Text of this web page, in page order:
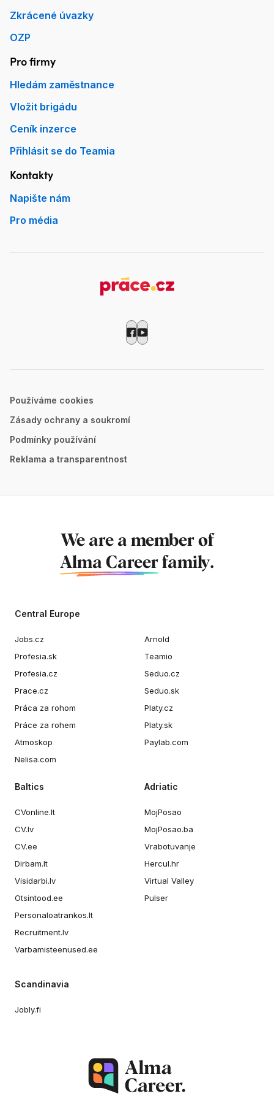
Zkrácené úvazky
OZP
Pro firmy
Hledám zaměstnance
Vložit brigádu
Ceník inzerce
Přihlásit se do Teamia
Kontakty
Napište nám
Pro média
Používáme cookies
Zásady ochrany a soukromí
Podmínky používání
Reklama a transparentnost
We are a member of
Alma Career family.
Central Europe
Jobs.cz
Profesia.sk
Profesia.cz
Prace.cz
Práca za rohom
Práce za rohem
Atmoskop
Nelisa.com
Arnold
Teamio
Seduo.cz
Seduo.sk
Platy.cz
Platy.sk
Paylab.com
Baltics
CVonline.lt
CV.lv
CV.ee
Dirbam.lt
Visidarbi.lv
Otsintood.ee
Personaloatrankos.lt
Recruitment.lv
Varbamisteenused.ee
Adriatic
MojPosao
MojPosao.ba
Vrabotuvanje
Hercul.hr
Virtual Valley
Pulser
Scandinavia
Jobly.fi